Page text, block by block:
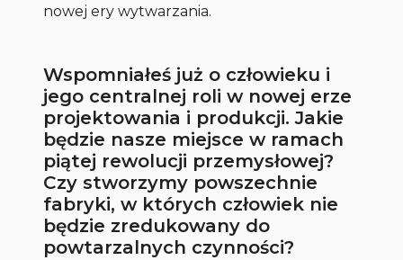
nowej ery wytwarzania.
Wspomniałeś już o człowieku i
jego centralnej roli w nowej erze
projektowania i produkcji. Jakie
będzie nasze miejsce w ramach
piątej rewolucji przemysłowej?
Czy stworzymy powszechnie
fabryki, w których człowiek nie
będzie zredukowany do
powtarzalnych czynności?